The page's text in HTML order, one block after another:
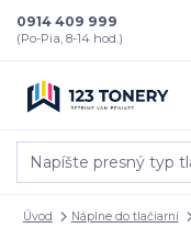
0914 409 999
(Po-Pia, 8-14 hod.)
Úvod Náplne do tlačiarní